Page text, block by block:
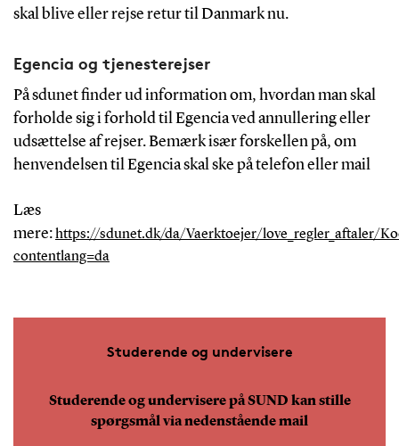
skal blive eller rejse retur til Danmark nu.
Egencia og tjenesterejser
På sdunet finder ud information om, hvordan man skal
forholde sig i forhold til Egencia ved annullering eller
udsættelse af rejser. Bemærk især forskellen på, om
henvendelsen til Egencia skal ske på telefon eller mail
Læs
mere:https://sdunet.dk/da/Vaerktoejer/love_regler_aftaler/
contentlang=da
Studerende og undervisere
Studerende og undervisere på SUND kan stille
spørgsmål via nedenstående mail